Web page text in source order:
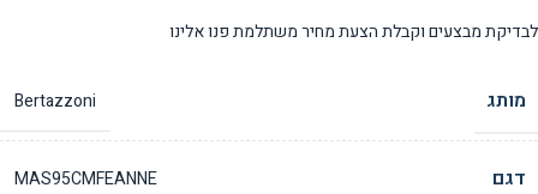
לבדיקת מבצעים וקבלת הצעת מחיר משתלמת פנו אלינו
מותג Bertazzoni
דגם MAS95CMFEANNE